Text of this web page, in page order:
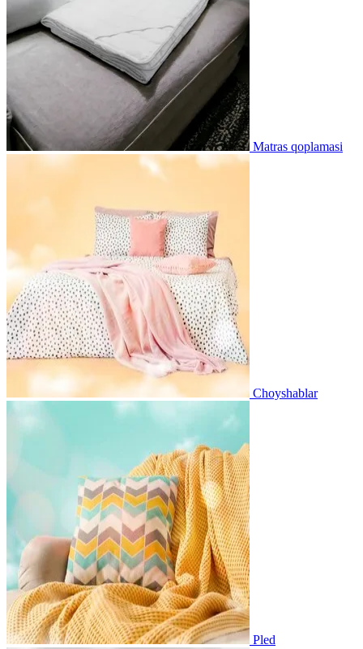
Matras qoplamasi
Choyshablar
Pled